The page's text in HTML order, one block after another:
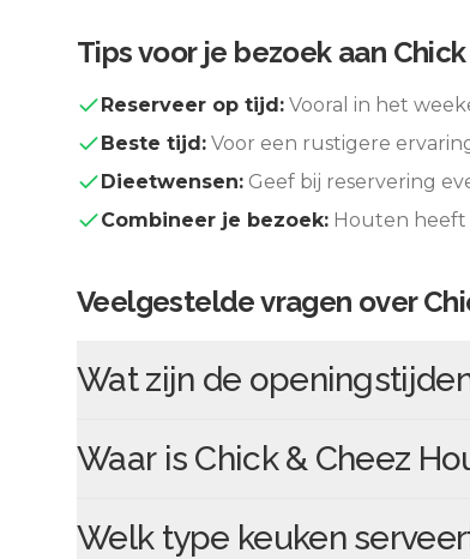
Tips voor je bezoek aan
Reserveer op tijd: Vooral in het
Beste tijd: Voor een rustigere
Dieetwensen: Geef bij reservering
Combineer je bezoek: Houten heeft
Veelgestelde vragen over
Wat zijn de
Waar is Chick & Cheez
Welk type keuken